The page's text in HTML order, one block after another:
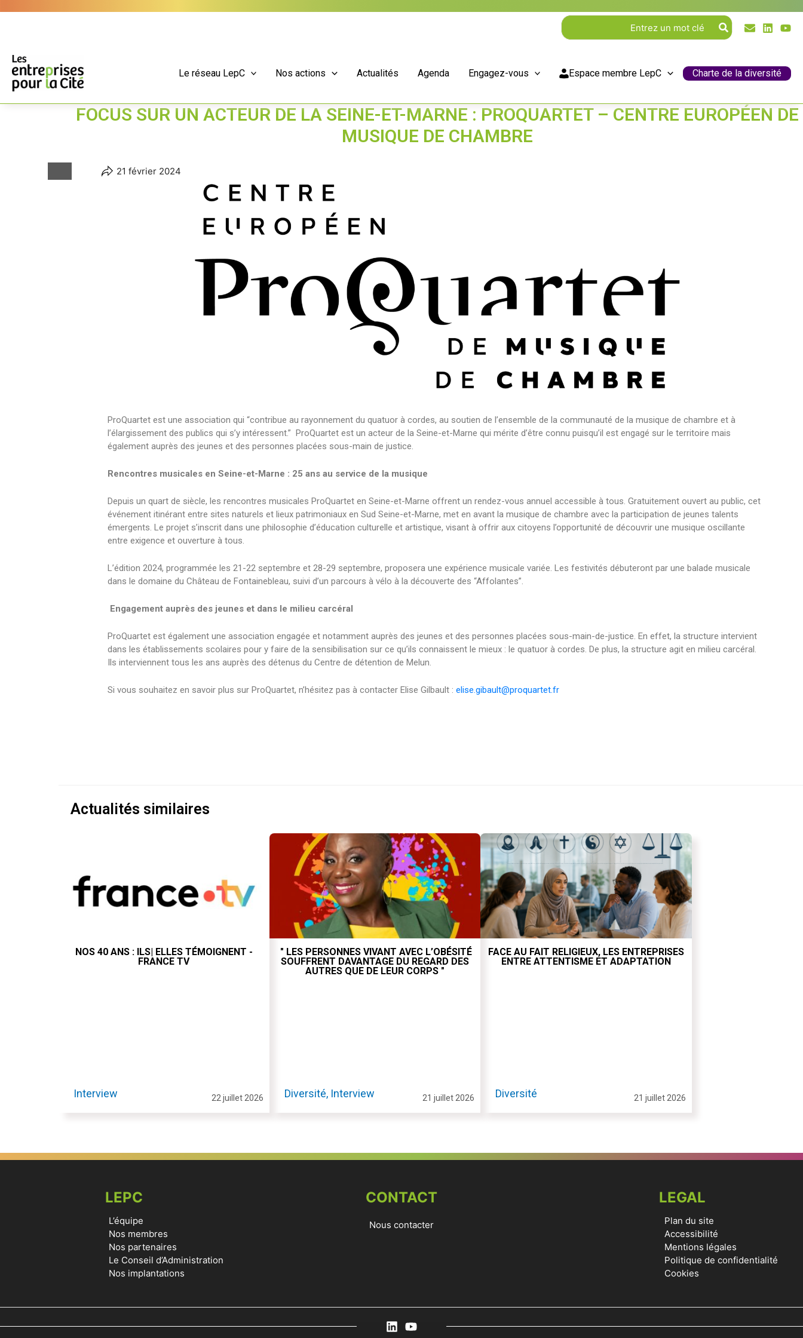
Rechercher:
Le réseau LepC Nos actions Actualités Agenda Engagez-vous Espace membre LepC Charte de la diversité
FOCUS SUR UN ACTEUR DE LA SEINE-ET-MARNE : PROQUARTET – CENTRE EUROPÉEN DE
MUSIQUE DE CHAMBRE
21 février 2024
ProQuartet est une association qui “contribue au rayonnement du quatuor à cordes, au soutien de l’ensemble de la communauté de la musique de chambre et à
l’élargissement des publics qui s’y intéressent.” ProQuartet est un acteur de la Seine-et-Marne qui mérite d’être connu puisqu’il est engagé sur le territoire mais
également auprès des jeunes et des personnes placées sous-main de justice.
Rencontres musicales en Seine-et-Marne : 25 ans au service de la musique
Depuis un quart de siècle, les rencontres musicales ProQuartet en Seine-et-Marne offrent un rendez-vous annuel accessible à tous. Gratuitement ouvert au public, cet
événement itinérant entre sites naturels et lieux patrimoniaux en Sud Seine-et-Marne, met en avant la musique de chambre avec la participation de jeunes talents
émergents. Le projet s’inscrit dans une philosophie d’éducation culturelle et artistique, visant à offrir aux citoyens l’opportunité de découvrir une musique oscillante
entre exigence et ouverture à tous.
L’édition 2024, programmée les 21-22 septembre et 28-29 septembre, proposera une expérience musicale variée. Les festivités débuteront par une balade musicale
dans le domaine du Château de Fontainebleau, suivi d’un parcours à vélo à la découverte des “Affolantes”.
Engagement auprès des jeunes et dans le milieu carcéral
ProQuartet est également une association engagée et notamment auprès des jeunes et des personnes placées sous-main-de-justice. En effet, la structure intervient
dans les établissements scolaires pour y faire de la sensibilisation sur ce qu’ils connaissent le mieux : le quatuor à cordes. De plus, la structure agit en milieu carcéral.
Ils interviennent tous les ans auprès des détenus du Centre de détention de Melun.
Si vous souhaitez en savoir plus sur ProQuartet, n’hésitez pas à contacter Elise Gilbault : elise.gibault@proquartet.fr
Actualités similaires
NOS 40 ANS : ILS| ELLES TÉMOIGNENT -
FRANCE TV
Interview 22 juillet 2026
" LES PERSONNES VIVANT AVEC L’OBÉSITÉ
SOUFFRENT DAVANTAGE DU REGARD DES
AUTRES QUE DE LEUR CORPS "
Diversité, Interview 21 juillet 2026
FACE AU FAIT RELIGIEUX, LES ENTREPRISES
ENTRE ATTENTISME ET ADAPTATION
Diversité 21 juillet 2026
LEPC
L’équipe
Nos membres
Nos partenaires
Le Conseil d’Administration
Nos implantations
CONTACT
Nous contacter
LEGAL
Plan du site
Accessibilité
Mentions légales
Politique de confidentialité
Cookies